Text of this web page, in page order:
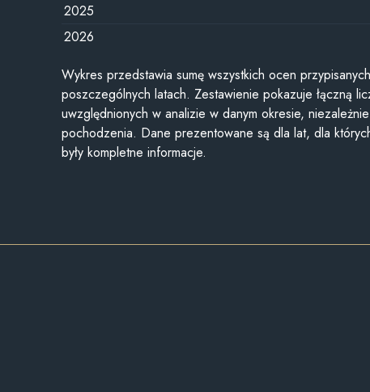
2025
2026
Wykres przedstawia sumę wszystkich ocen
poszczególnych latach. Zestawienie pokazuje łączną
uwzględnionych w analizie w danym okresie,
pochodzenia. Dane prezentowane są dla lat, dla
były kompletne informacje.